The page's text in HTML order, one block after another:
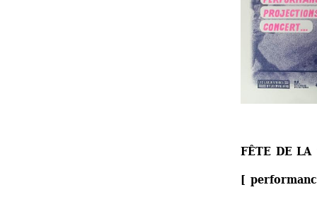
FÊTE DE LA
[